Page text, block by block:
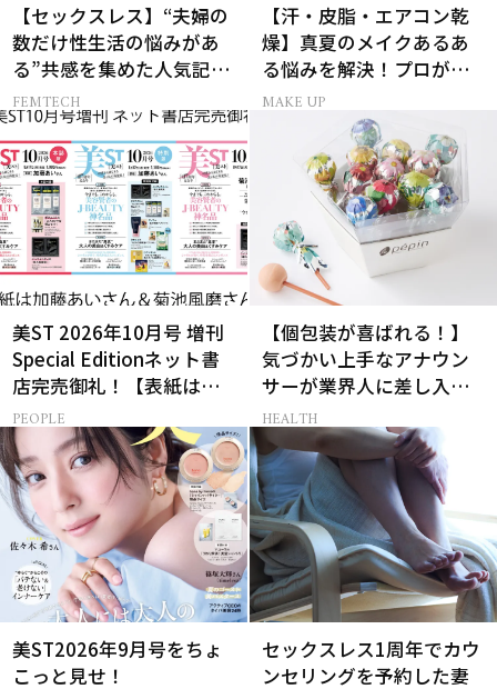
【セックスレス】“夫婦の
数だけ性生活の悩みがあ
る”共感を集めた人気記事
10選
FEMTECH
【汗・皮脂・エアコン乾
燥】真夏のメイクあるあ
る悩みを解決！プロが教
えるパウダー活用術
MAKE UP
美ST 2026年10月号 増刊
Special Editionネット書
店完売御礼！【表紙は加
藤あいさん＆菊池風磨さ
ん】
PEOPLE
【個包装が喜ばれる！】
気づかい上手なアナウン
サーが業界人に差し入れ
る、気の利いた手土産3選
HEALTH
美ST2026年9月号をちょ
こっと見せ！
セックスレス1周年でカウ
ンセリングを予約した妻